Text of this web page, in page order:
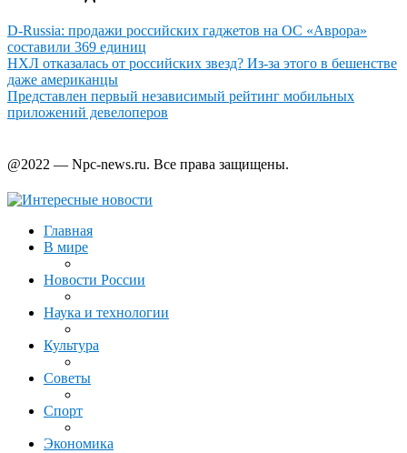
D-Russia: продажи российских гаджетов на ОС «Аврора»
составили 369 единиц
НХЛ отказалась от российских звезд? Из-за этого в бешенстве
даже американцы
Представлен первый независимый рейтинг мобильных
приложений девелоперов
@2022 — Npc-news.ru. Все права защищены.
Главная
В мире
Новости России
Наука и технологии
Культура
Советы
Спорт
Экономика